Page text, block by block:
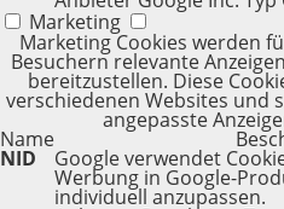
Marketing
Marketing Cookies werden
Besuchern relevante
bereitzustellen. Diese
verschiedenen Websites und
angepasste
Name
NID Google verwendet
Werbung in Google-
individuell anzupassen.